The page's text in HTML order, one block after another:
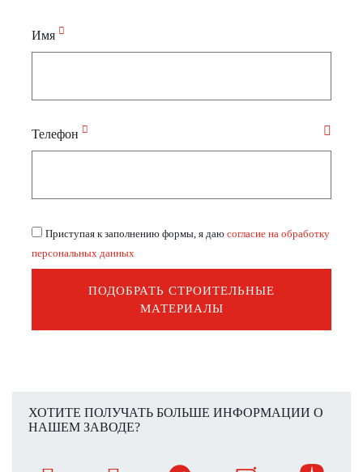
Имя
Телефон
Приступая к заполнению формы, я даю согласие на обработку
персональных данных
ПОДОБРАТЬ СТРОИТЕЛЬНЫЕ
МАТЕРИАЛЫ
ХОТИТЕ ПОЛУЧАТЬ БОЛЬШЕ ИНФОРМАЦИИ О
НАШЕМ ЗАВОДЕ?